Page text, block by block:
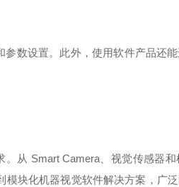
数设置。此外，使用软件产品还
从 Smart Camera、视觉传感器
块化机器视觉软件解决方案，广